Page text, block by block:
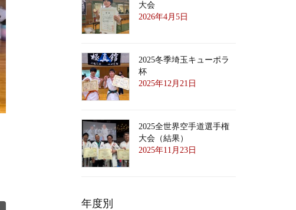
大会
2026年4月5日
2025冬季埼玉キューポラ
杯
2025年12月21日
2025全世界空手道選手権
大会（結果）
2025年11月23日
年度別